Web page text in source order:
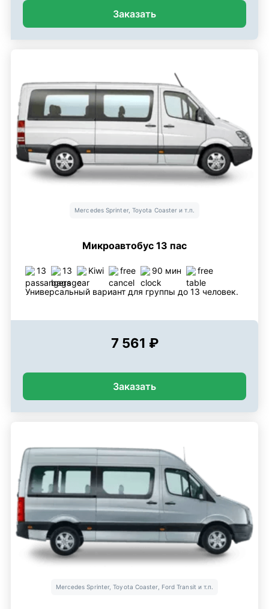
Заказать
Mercedes Sprinter, Toyota Coaster и т.п.
Микроавтобус 13 пас
13 13 Kiwi free 90 мин free
Универсальный вариант для группы до 13 человек.
7 561 ₽
Заказать
Mercedes Sprinter, Toyota Coaster, Ford Transit и т.п.